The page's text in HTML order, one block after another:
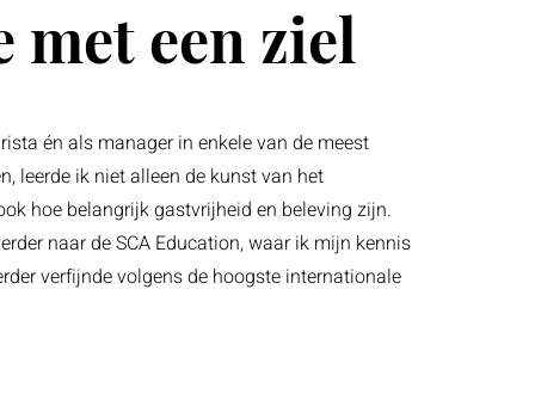
met een ziel
én als manager in enkele van de meest
leerde ik niet alleen de kunst van het
hoe belangrijk gastvrijheid en beleving zijn.
naar de SCA Education, waar ik mijn kennis
verfijnde volgens de hoogste internationale